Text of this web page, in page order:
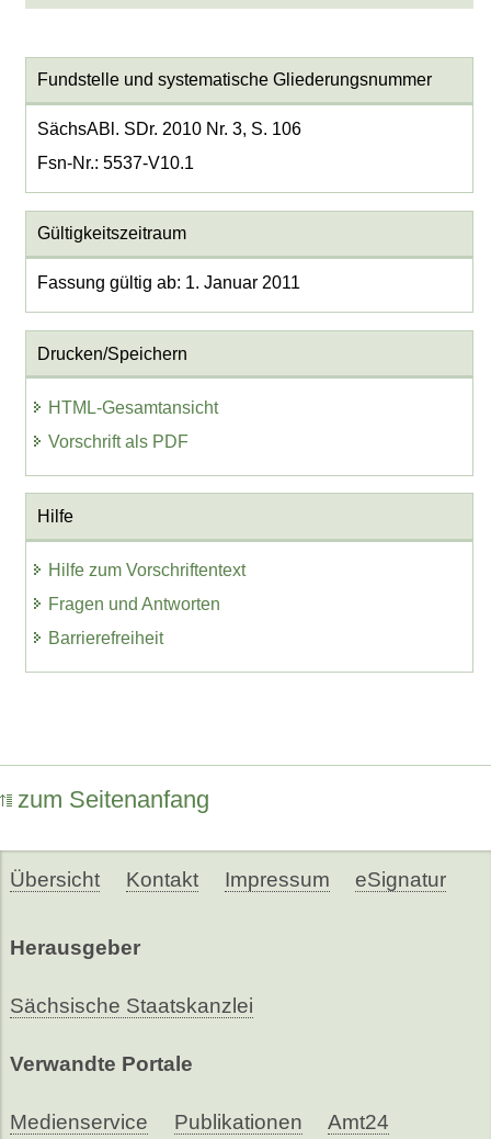
Fundstelle und systematische Gliederungsnummer
SächsABl. SDr. 2010 Nr. 3, S. 106
Fsn-Nr.: 5537-V10.1
Gültigkeitszeitraum
Fassung gültig ab: 1. Januar 2011
Drucken/Speichern
HTML-Gesamtansicht
Vorschrift als PDF
Hilfe
Hilfe zum Vorschriftentext
Fragen und Antworten
Barrierefreiheit
zum Seitenanfang
Übersicht Kontakt Impressum eSignatur
Herausgeber
Sächsische Staatskanzlei
Verwandte Portale
Medienservice Publikationen Amt24